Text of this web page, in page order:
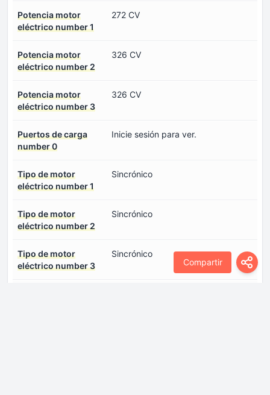
Compartir
Potencia motor
eléctrico number 1
272 CV
Potencia motor
eléctrico number 2
326 CV
Potencia motor
eléctrico number 3
326 CV
Puertos de carga
number 0
Inicie sesión para ver.
Tipo de motor
eléctrico number 1
Sincrónico
Tipo de motor
eléctrico number 2
Sincrónico
Tipo de motor
eléctrico number 3
Sincrónico